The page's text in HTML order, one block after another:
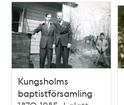
Kungsholms
baptistförsamling